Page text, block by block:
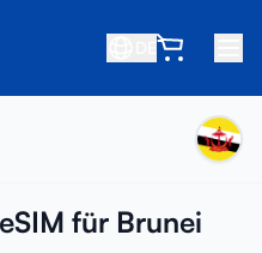
für Brunei